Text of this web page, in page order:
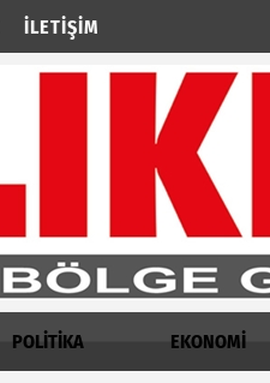
İLETIŞIM
POLİTİKA EKONOMİ